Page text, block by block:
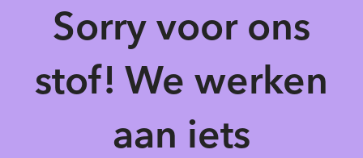
Sorry voor ons
stof! We werken
aan iets